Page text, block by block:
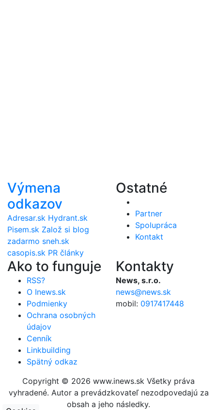
Výmena
odkazov
Adresar.sk Hydrant.sk
Pisem.sk Založ si blog
zadarmo sneh.sk
casopis.sk PR články
Ostatné
Partner
Spolupráca
Kontakt
Ako to funguje
RSS?
O Inews.sk
Podmienky
Ochrana osobných
údajov
Cenník
Linkbuilding
Spätný odkaz
Kontakty
News, s.r.o.
news@news.sk
mobil: 0917417448
Copyright © 2026 www.inews.sk Všetky práva
vyhradené. Autor a prevádzkovateľ nezodpovedajú za
obsah a jeho následky.